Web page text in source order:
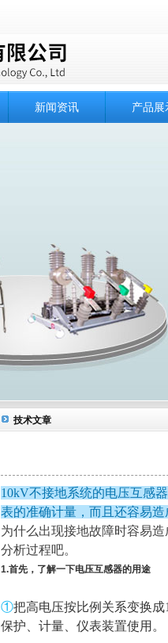
新闻资讯 产品展
技术文章
10kV不接地系统的电压互感
表的准确计量，而且还容易
为什么出现接地故障时容易
分析过程吧。
1.首先，了解一下电压互感器的用途
①把高电压按比例关系变换
保护、计量、仪表装置使用。